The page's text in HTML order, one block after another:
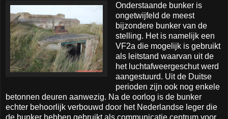
Onderstaande bunker is
ongetwijfeld de meest
bijzondere bunker van de
stelling. Het is namelijk een
VF2a die mogelijk is gebruikt
als leitstand waarvan uit de
het luchtafweergeschut werd
aangestuurd. Uit de Duitse
perioden zijn ook nog enkele
betonnen deuren aanwezig. Na de oorlog is de bunker
echter behoorlijk verbouwd door het Nederlandse leger die
de bunker hebben gebruikt als communicatie centrum voor